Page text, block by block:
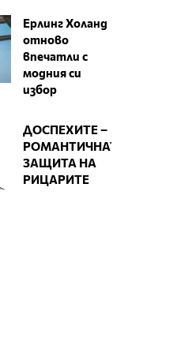
Ерлинг Холанд
отново
впечатли с
модния си
избор
ДОСПЕХИТЕ –
РОМАНТИЧНАТА
ЗАЩИТА НА
РИЦАРИТЕ